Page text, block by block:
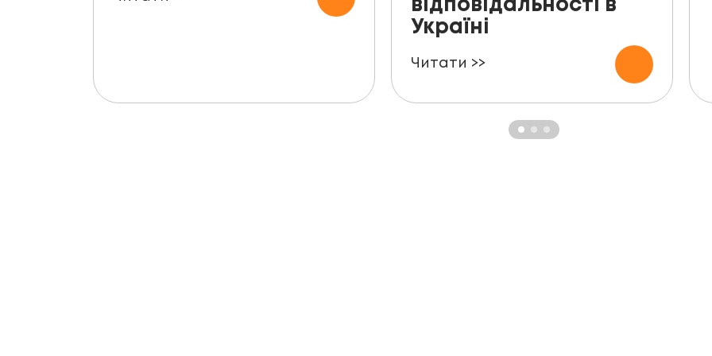
відповідальності в
Україні
Читати >>